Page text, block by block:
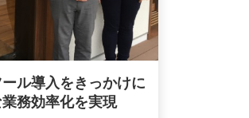
ル導入をきっかけに
務効率化を実現